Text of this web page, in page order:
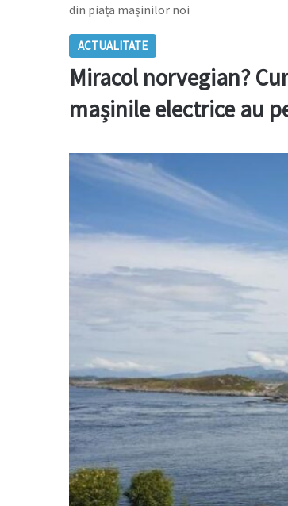
din piața mașinilor noi
ACTUALITATE
Miracol norvegian?
mașinile electrice au